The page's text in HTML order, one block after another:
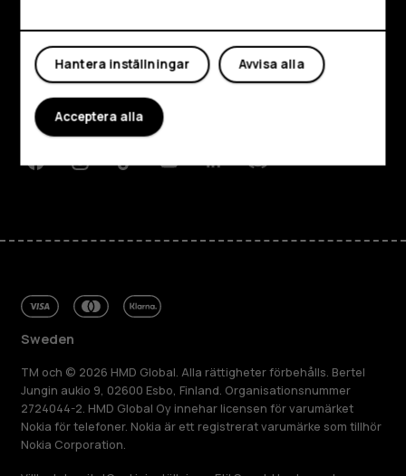
Om
Planet and people
Kundservice
FacebookInstagram
TiktokYoutubeLinkedinDiscord
Sweden
TM och © 2026 HMD Global. Alla rättigheter förbehålls. Bertel
Jungin aukio 9, 02600 Esbo, Finland. Organisationsnummer
2724044-2. HMD Global Oy innehar licensen för varumärket
Nokia för telefoner. Nokia är ett registrerat varumärke som tillhör
Nokia Corporation.
Avvisa alla
Hantera inställningar
Acceptera alla